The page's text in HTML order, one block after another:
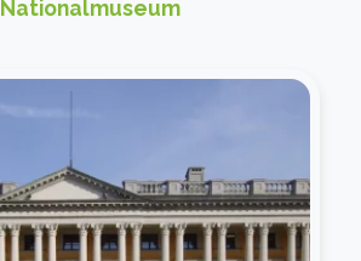
Nationalmuseum